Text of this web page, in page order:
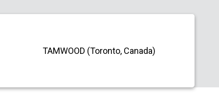
TAMWOOD (Toronto, Canada)